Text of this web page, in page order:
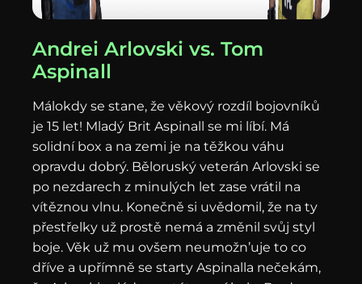
Andrei Arlovski vs. Tom
Aspinall
Málokdy se stane, že věkový rozdíl bojovníků
je 15 let! Mladý Brit Aspinall se mi líbí. Má
solidní box a na zemi je na těžkou váhu
opravdu dobrý. Běloruský veterán Arlovski se
po nezdarech z minulých let zase vrátil na
vítěznou vlnu. Konečně si uvědomil, že na ty
přestřelky už prostě nemá a změnil svůj styl
boje. Věk už mu ovšem neumožn’uje to co
dříve a upřímně se starty Aspinalla nečekám,